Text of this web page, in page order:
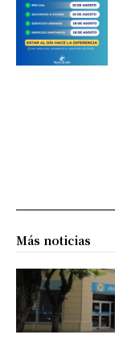
Más noticias